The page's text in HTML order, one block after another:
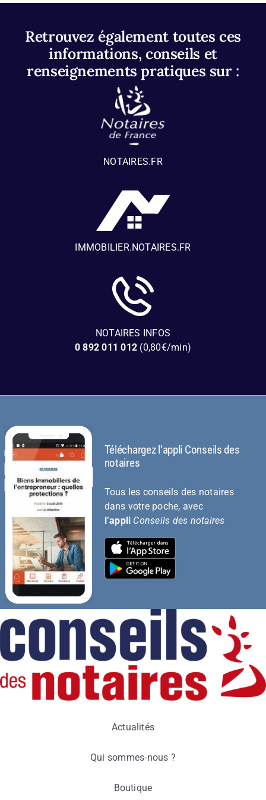
Retrouvez également toutes ces
informations, conseils et
renseignements pratiques sur :
NOTAIRES.FR
IMMOBILIER.NOTAIRES.FR
NOTAIRES INFOS
0 892 011 012 (0,80€/min)
Téléchargez l’appli Conseils des
notaires
Tous les conseils des notaires
dans votre poche, avec
l’appli Conseils des notaires
Actualités
Qui sommes-nous ?
Boutique